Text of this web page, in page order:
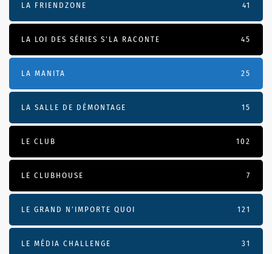
LA FRIENDZONE 41
LA LOI DES SÉRIES S'LA RACONTE 45
LA MANITA 25
LA SALLE DE DÉMONTAGE 15
LE CLUB 102
LE CLUBHOUSE 7
LE GRAND N’IMPORTE QUOI 121
LE MÉDIA CHALLENGE 31